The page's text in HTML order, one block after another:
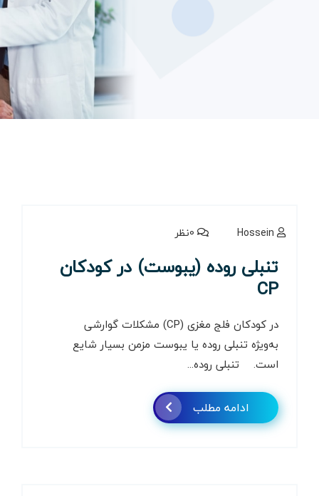
Hossein
تنبلی روده (یبوست) در کودکان
CP
در کودکان فلج مغزی (CP) مشکلات گوارشی
به‌ویژه تنبلی روده یا یبوست مزمن بسیار شایع
است. تنبلی روده...
ادامه مطلب